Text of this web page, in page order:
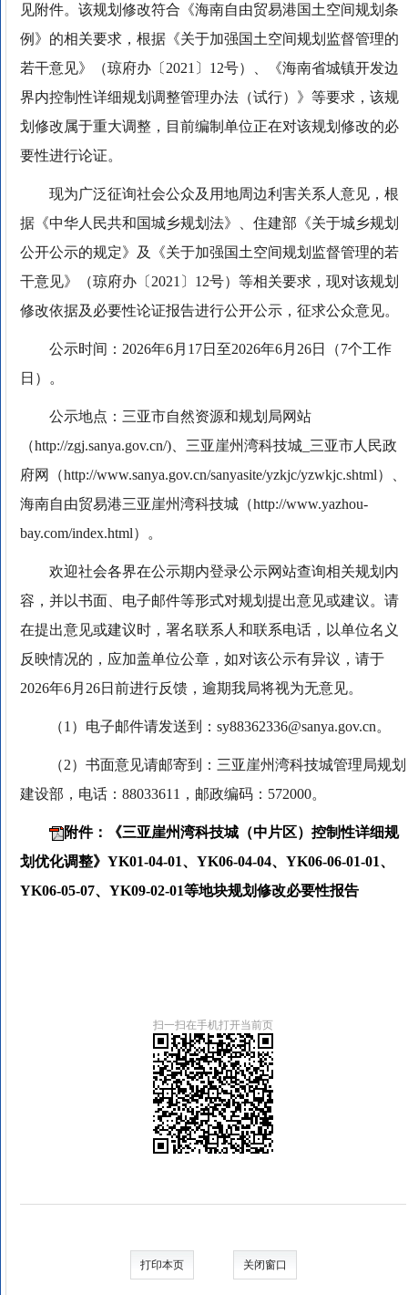
见附件。该规划修改符合《海南自由贸易港国土空间规划条
例》的相关要求，根据《关于加强国土空间规划监督管理的
若干意见》（琼府办〔2021〕12号）、《海南省城镇开发边
界内控制性详细规划调整管理办法（试行）》等要求，该规
划修改属于重大调整，目前编制单位正在对该规划修改的必
要性进行论证。
现为广泛征询社会公众及用地周边利害关系人意见，根
据《中华人民共和国城乡规划法》、住建部《关于城乡规划
公开公示的规定》及《关于加强国土空间规划监督管理的若
干意见》（琼府办〔2021〕12号）等相关要求，现对该规划
修改依据及必要性论证报告进行公开公示，征求公众意见。
公示时间：2026年6月17日至2026年6月26日（7个工作
日）。
公示地点：三亚市自然资源和规划局网站
（http://zgj.sanya.gov.cn/)、三亚崖州湾科技城_三亚市人民政
府网（http://www.sanya.gov.cn/sanyasite/yzkjc/yzwkjc.shtml）、
海南自由贸易港三亚崖州湾科技城（http://www.yazhou-
bay.com/index.html）。
欢迎社会各界在公示期内登录公示网站查询相关规划内
容，并以书面、电子邮件等形式对规划提出意见或建议。请
在提出意见或建议时，署名联系人和联系电话，以单位名义
反映情况的，应加盖单位公章，如对该公示有异议，请于
2026年6月26日前进行反馈，逾期我局将视为无意见。
（1）电子邮件请发送到：sy88362336@sanya.gov.cn。
（2）书面意见请邮寄到：三亚崖州湾科技城管理局规划
建设部，电话：88033611，邮政编码：572000。
附件：《三亚崖州湾科技城（中片区）控制性详细规
划优化调整》YK01-04-01、YK06-04-04、YK06-06-01-01、
YK06-05-07、YK09-02-01等地块规划修改必要性报告
扫一扫在手机打开当前页
打印本页 关闭窗口